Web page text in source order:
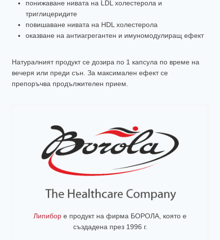
понижаване нивата на LDL холестерола и
триглицеридите
повишаване нивата на HDL холестерола
оказване на антиагрегантен и имуномодулиращ ефект
Натуралният продукт се дозира по 1 капсула по време на
вечеря или преди сън. За максимален ефект се
препоръчва продължителен прием.
Липибор е продукт на фирма БОРОЛА , която е
създадена през 1996 г.